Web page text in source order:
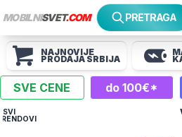
MOBILNISVET.COM PRETRAGA
NAJNOVIJE
PRODAJA SRBIJA
SVE CENE do 100€*
SVI